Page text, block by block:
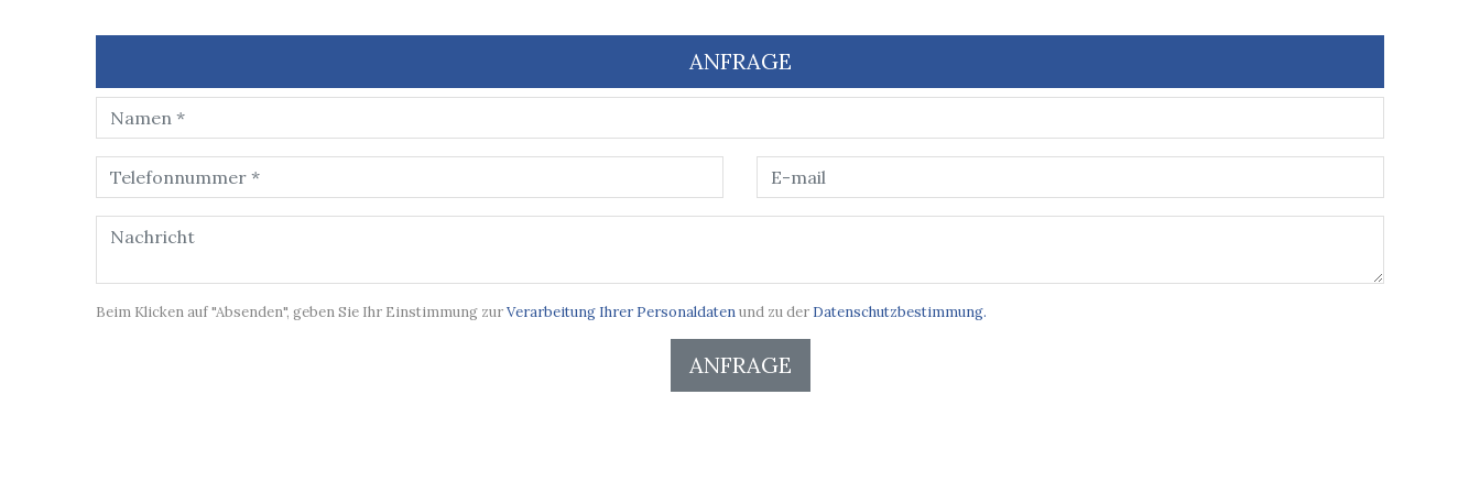
ANFRAGE
Beim Klicken auf "Absenden", geben Sie Ihr Einstimmung zurVerarbeitung Ihrer Personaldatenund zu der Datenschutzbestimmung.
ANFRAGE